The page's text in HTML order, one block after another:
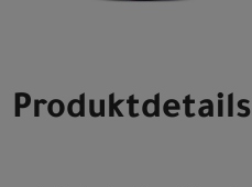
Produktdetails